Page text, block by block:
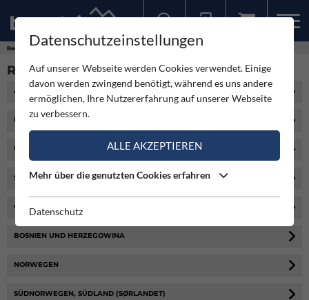
Regionen
REGIONEN
ÄGÄISCHE INSELN
KVARNER
UNGARN
SCHOTTLAND
GROSSBRITANNIEN
BOSNIEN UND HERZEGOWINA
NORWEGEN
SÜDNORWEGEN, SÜDLAND (SØRLANDET)
Datenschutzeinstellungen
Auf unserer Webseite werden Cookies verwendet. Einige
davon werden zwingend benötigt, während es uns andere
ermöglichen, Ihre Nutzererfahrung auf unserer Webseite
zu verbessern.
ALLE AKZEPTIEREN
Mehr über die genutzten Cookies erfahren
Datenschutz